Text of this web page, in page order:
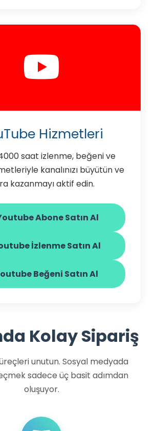
Hizmetleri
saat izlenme, beğeni ve
kanalınızı büyütün ve
kazanmayı aktif edin.
Abone Satın Al
İzlenme Satın Al
Beğeni Satın Al
Kolay Sipariş
unutun. Sosyal medyada
sadece üç basit adımdan
oluşuyor.